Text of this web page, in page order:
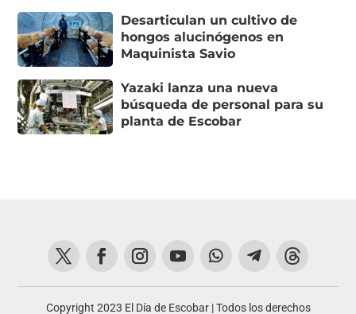
Desarticulan un cultivo de
hongos alucinógenos en
Maquinista Savio
Yazaki lanza una nueva
búsqueda de personal para su
planta de Escobar
Copyright 2023 El Día de Escobar | Todos los derechos